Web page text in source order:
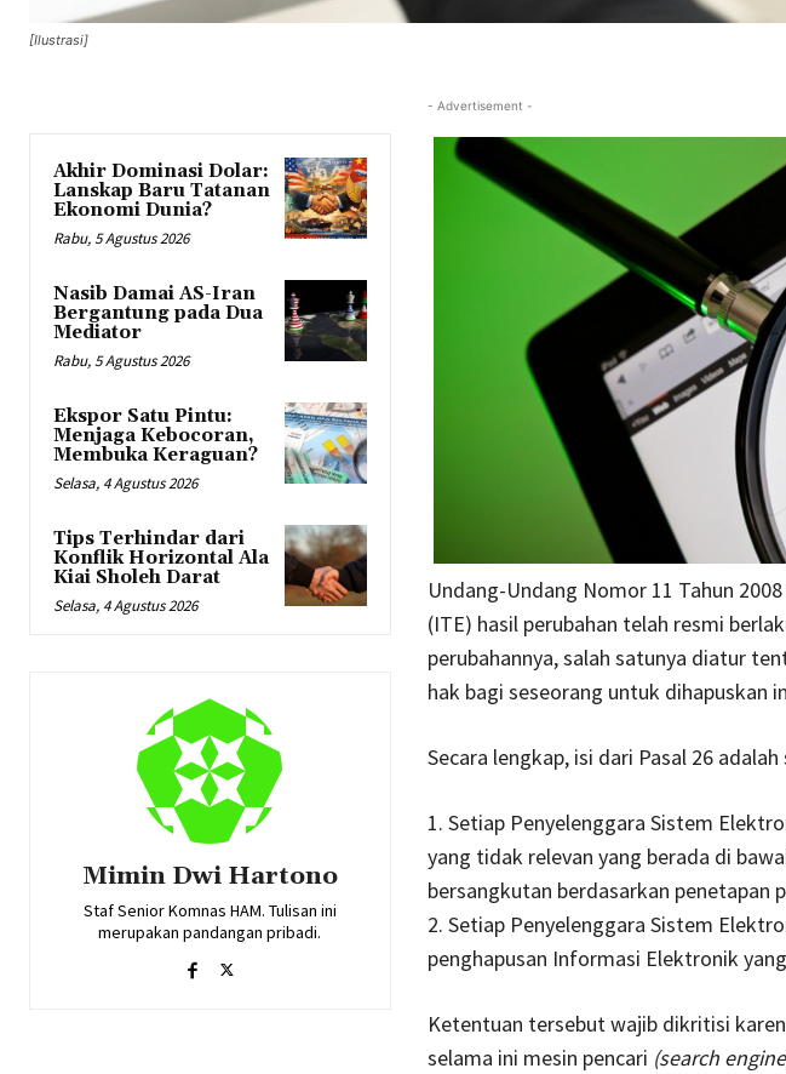
[Ilustrasi]
Akhir Dominasi Dolar:
Lanskap Baru Tatanan
Ekonomi Dunia?
Rabu, 5 Agustus 2026
Nasib Damai AS-Iran
Bergantung pada Dua
Mediator
Rabu, 5 Agustus 2026
Ekspor Satu Pintu:
Menjaga Kebocoran,
Membuka Keraguan?
Selasa, 4 Agustus 2026
Tips Terhindar dari
Konflik Horizontal Ala
Kiai Sholeh Darat
Selasa, 4 Agustus 2026
Mimin Dwi Hartono
Staf Senior Komnas HAM. Tulisan ini
merupakan pandangan pribadi.
- Advertisement -
Undang-Undang Nomor 11 Tahun
(ITE) hasil perubahan telah resmi
perubahannya, salah satunya diatur
hak bagi seseorang untuk
Secara lengkap, isi dari Pasal 26
1. Setiap Penyelenggara Sistem
yang tidak relevan yang berada di
bersangkutan berdasarkan penetapan
2. Setiap Penyelenggara Sistem
penghapusan Informasi Elektronik
Ketentuan tersebut wajib dikritisi
selama ini mesin pencari (search